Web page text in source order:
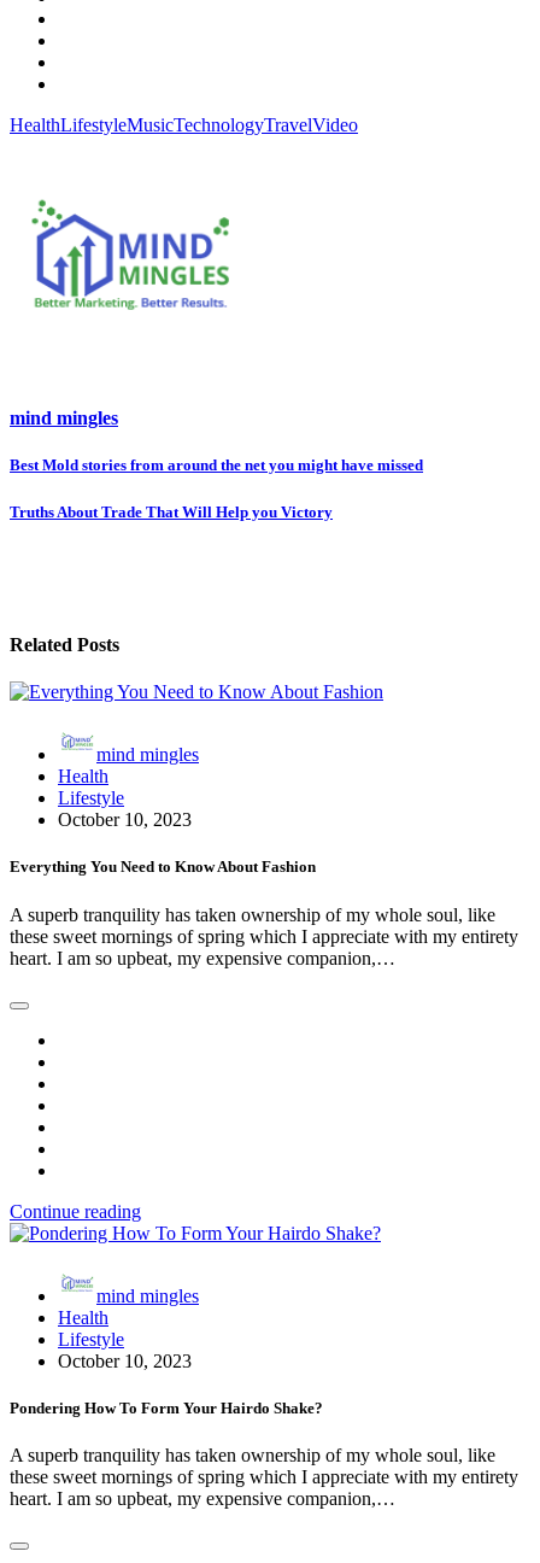
HealthLifestyleMusicTechnologyTravelVideo
mind mingles
Post
navigation
Best Mold stories from around the net you might have missed
Truths About Trade That Will Help you Victory
Related Posts
mind mingles
Health
Lifestyle
October 10, 2023
Everything You Need to Know About Fashion
A superb tranquility has taken ownership of my whole soul, like
these sweet mornings of spring which I appreciate with my entirety
heart. I am so upbeat, my expensive companion,…
Continue reading
mind mingles
Health
Lifestyle
October 10, 2023
Pondering How To Form Your Hairdo Shake?
A superb tranquility has taken ownership of my whole soul, like
these sweet mornings of spring which I appreciate with my entirety
heart. I am so upbeat, my expensive companion,…